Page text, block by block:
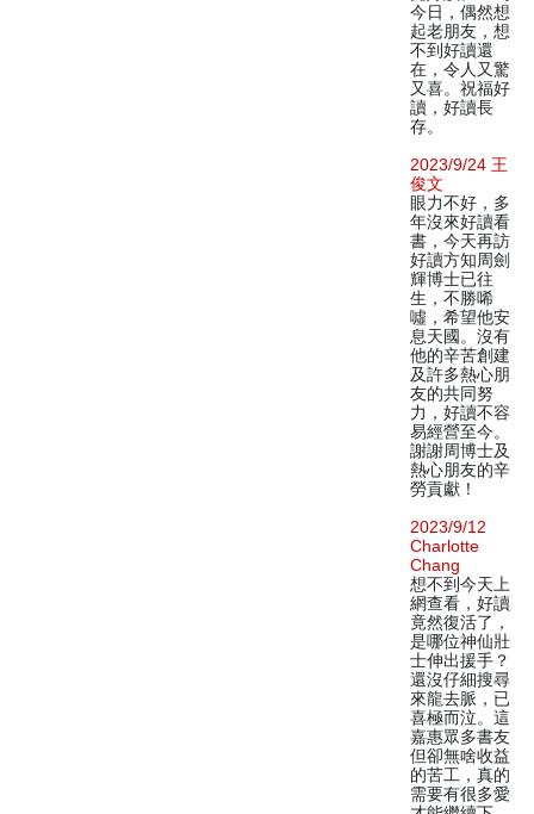
今日，偶然想
起老朋友，想
不到好讀還
在，令人又驚
又喜。祝福好
讀，好讀長
存。
2023/9/24 王
俊文
眼力不好，多
年沒來好讀看
書，今天再訪
好讀方知周劍
輝博士已往
生，不勝唏
噓，希望他安
息天國。沒有
他的辛苦創建
及許多熱心朋
友的共同努
力，好讀不容
易經營至今。
謝謝周博士及
熱心朋友的辛
勞貢獻！
2023/9/12
Charlotte
Chang
想不到今天上
網查看，好讀
竟然復活了，
是哪位神仙壯
士伸出援手？
還沒仔細搜尋
來龍去脈，已
喜極而泣。這
嘉惠眾多書友
但卻無啥收益
的苦工，真的
需要有很多愛